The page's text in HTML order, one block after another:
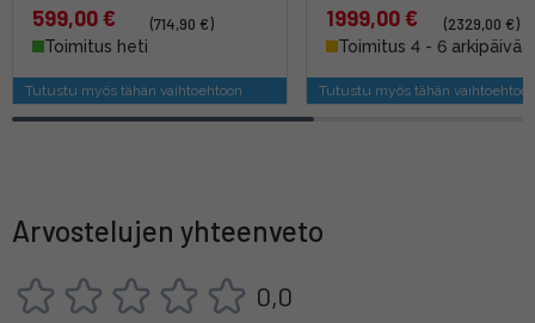
599,00 €
(714,90 €)
Toimitus heti
Tutustu myös tähän vaihtoehtoon
1999,00 €
(2329,00 €)
Toimitus 4 - 6 arkipäivää
Tutustu myös tähän
Arvostelujen yhteenveto
0,0